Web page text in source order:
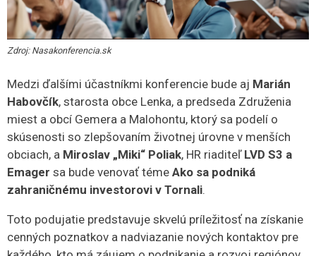
Zdroj: Nasakonferencia.sk
Medzi ďalšími účastníkmi konferencie bude aj Marián
Habovčík, starosta obce Lenka, a predseda Združenia
miest a obcí Gemera a Malohontu, ktorý sa podelí o
skúsenosti so zlepšovaním životnej úrovne v menších
obciach, a Miroslav „Miki“ Poliak, HR riaditeľ LVD S3 a
Emager sa bude venovať téme Ako sa podniká
zahraničnému investorovi v Tornali.
Toto podujatie predstavuje skvelú príležitosť na získanie
cenných poznatkov a nadviazanie nových kontaktov pre